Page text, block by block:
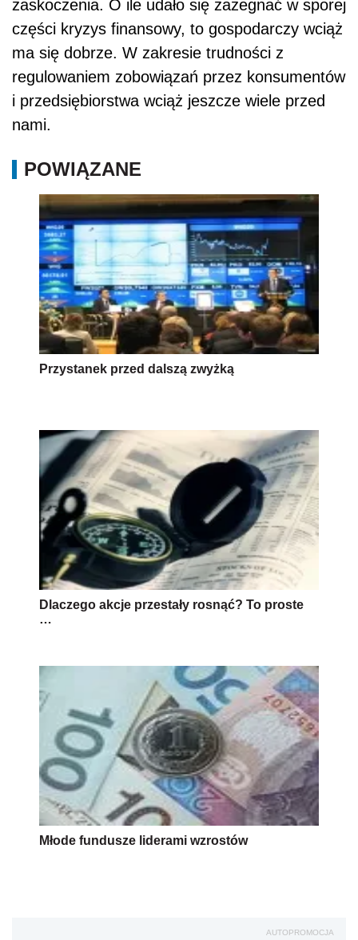
zaskoczenia. O ile udało się zażegnać w sporej
części kryzys finansowy, to gospodarczy wciąż
ma się dobrze. W zakresie trudności z
regulowaniem zobowiązań przez konsumentów
i przedsiębiorstwa wciąż jeszcze wiele przed
nami.
POWIĄZANE
Przystanek przed dalszą zwyżką
Dlaczego akcje przestały rosnąć? To proste
…
Młode fundusze liderami wzrostów
AUTOPROMOCJA